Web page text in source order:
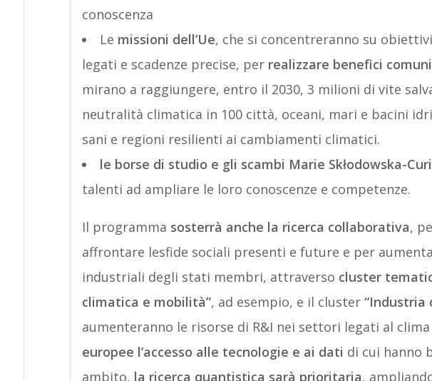
conoscenza
Le missioni dell’Ue, che si concentreranno su
legati e scadenze precise, perrealizzare benefici comuni
mirano a raggiungere, entro il 2030, 3 milioni di vite
neutralità climatica in 100 città, oceani, mari e bacini
sani e regioni resilienti ai cambiamenti climatici.
le borse di studio e gli scambi Marie Skłodowska-
talenti ad ampliare le loro conoscenze e competenze.
Il programma sosterrà anche la ricerca collaborativa,
affrontare lesfide sociali presenti e future e per
industriali degli stati membri, attraverso cluster
climatica e mobilità”, ad esempio, e il cluster“Industria
aumenteranno le risorse di R&I nei settori legati al clima
europee l’accesso alle tecnologie e ai dati di cui hanno
ambito, la ricerca quantistica sarà prioritaria,